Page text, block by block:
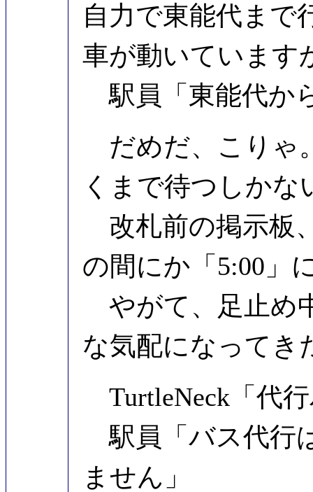
自力で東能代まで
車が動いています
駅員「東能代か
だめだ、こりゃ
くまで待つしかな
改札前の掲示板
の間にか「5:00」
やがて、足止め
な気配になってき
TurtleNeck「代
駅員「バス代行
ません」